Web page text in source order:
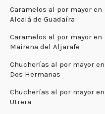
Caramelos al por mayor en
Alcalá de Guadaíra
Caramelos al por mayor en
Mairena del Aljarafe
Chucherías al por mayor en
Dos Hermanas
Chucherías al por mayor en
Utrera